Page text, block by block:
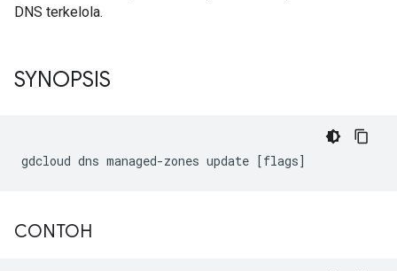
DNS terkelola.
SYNOPSIS
CONTOH